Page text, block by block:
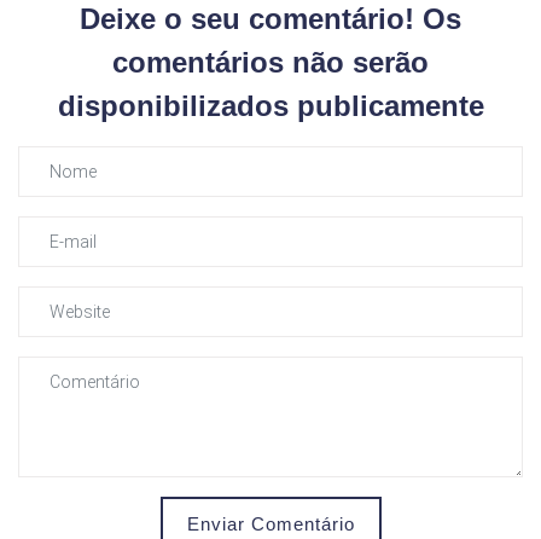
Deixe o seu comentário! Os
comentários não serão
disponibilizados publicamente
Enviar Comentário